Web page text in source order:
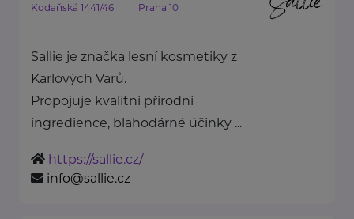
Kodaňská 1441/46 Praha 10
Sallie je značka lesní kosmetiky z
Karlových Varů.
Propojuje kvalitní přírodní
ingredience, blahodárné účinky ...
https://sallie.cz/
info@sallie.cz